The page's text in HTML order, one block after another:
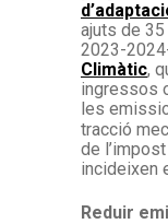
ajuts de
2023-
Climàtic,
ingressos
les
tracció
de
incideixen
Reduir